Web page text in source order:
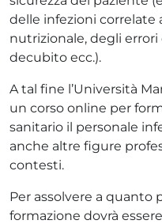
delle infezioni correlate
nutrizionale, degli errori
decubito ecc.).
A tal fine l’Università
un corso online per
sanitario il personale
anche altre figure
contesti.
Per assolvere a quanto
formazione dovrà